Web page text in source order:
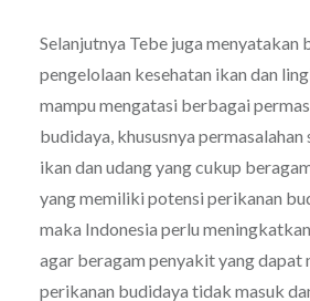
Selanjutnya Tebe juga menyatakan
pengelolaan kesehatan ikan dan
mampu mengatasi berbagai
budidaya, khususnya
ikan dan udang yang cukup
yang memiliki potensi perikanan
maka Indonesia perlu
agar beragam penyakit yang dapat
perikanan budidaya tidak masuk